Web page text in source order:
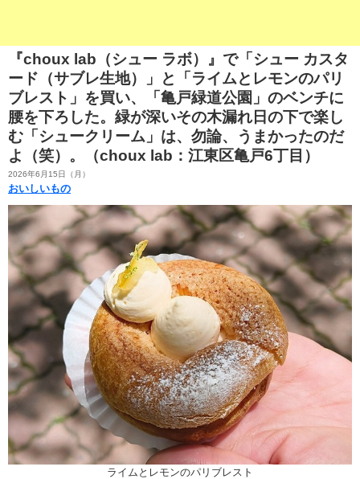
『choux lab（シュー ラボ）』で「シュー カスタ
ード（サブレ生地）」と「ライムとレモンのパリ
ブレスト」を買い、「亀戸緑道公園」のベンチに
腰を下ろした。緑が深いその木漏れ日の下で楽し
む「シュークリーム」は、勿論、うまかったのだ
よ（笑）。（choux lab：江東区亀戸6丁目）
2026年6月15日（月）
おいしいもの
ライムとレモンのパリブレスト